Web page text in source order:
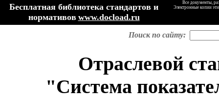
Бесплатная библиотека стандартов и
нормативов www.docload.ru
Все документы,
Электронные копии
Поиск по сайту:
Отраслевой
"Система